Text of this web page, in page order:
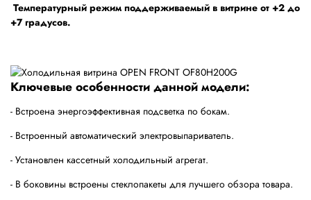
Температурный режим поддерживаемый в витрине от +2 до
+7 градусов.
Ключевые особенности данной модели:
- Встроена энергоэффективная подсветка по бокам.
- Встроенный автоматический электровыпариватель.
- Установлен кассетный холодильный агрегат.
- В боковины встроены стеклопакеты для лучшего обзора товара.